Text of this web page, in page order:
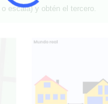
escala) y obtén el tercero.